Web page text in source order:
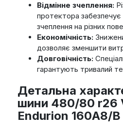
Відмінне зчеплення:
протектора забезпечує
зчеплення на різних
Економічність:
дозволяє зменшити
Довговічність:
гарантують тривалий
Детальна
шини 480/80 r26
Endurion 160A8/B